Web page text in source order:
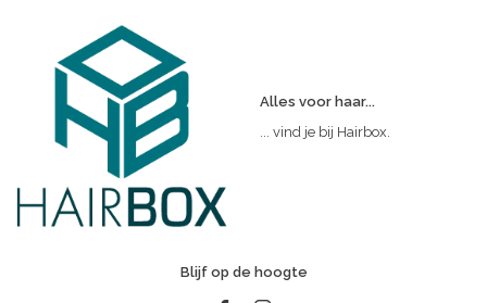
Alles voor haar...
... vind je bij Hairbox.
Blijf op de hoogte